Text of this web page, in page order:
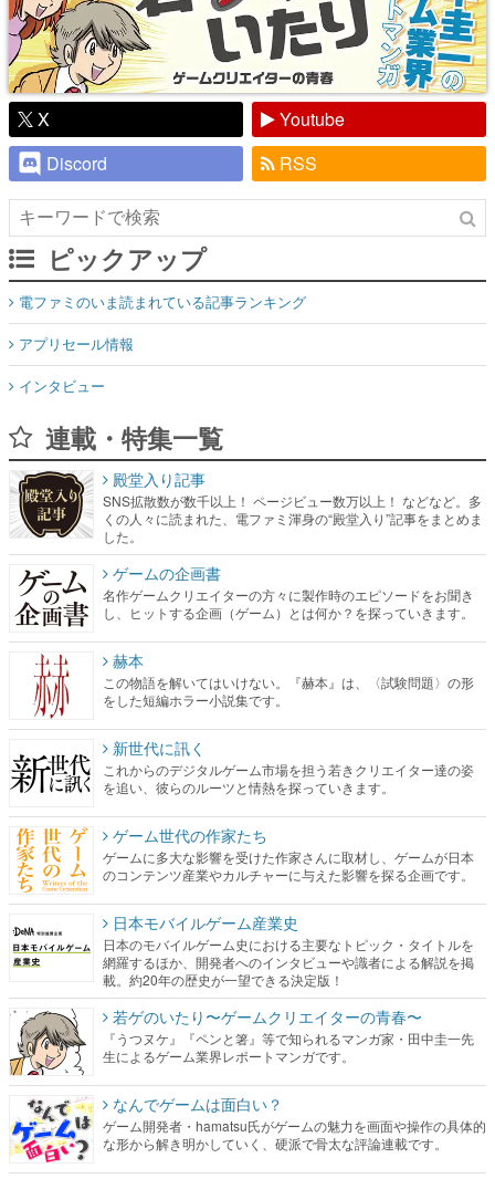
X
Youtube
Discord
RSS
ピックアップ
電ファミのいま読まれている記事ランキング
アプリセール情報
インタビュー
連載・特集一覧
殿堂入り記事
SNS拡散数が数千以上！ ページビュー数万以上！ などなど。多
くの人々に読まれた、電ファミ渾身の“殿堂入り”記事をまとめま
した。
ゲームの企画書
名作ゲームクリエイターの方々に製作時のエピソードをお聞き
し、ヒットする企画（ゲーム）とは何か？を探っていきます。
赫本
この物語を解いてはいけない。『赫本』は、〈試験問題〉の形
をした短編ホラー小説集です。
新世代に訊く
これからのデジタルゲーム市場を担う若きクリエイター達の姿
を追い、彼らのルーツと情熱を探っていきます。
ゲーム世代の作家たち
ゲームに多大な影響を受けた作家さんに取材し、ゲームが日本
のコンテンツ産業やカルチャーに与えた影響を探る企画です。
日本モバイルゲーム産業史
日本のモバイルゲーム史における主要なトピック・タイトルを
網羅するほか、開発者へのインタビューや識者による解説を掲
載。約20年の歴史が一望できる決定版！
若ゲのいたり〜ゲームクリエイターの青春〜
『うつヌケ』『ペンと箸』等で知られるマンガ家・田中圭一先
生によるゲーム業界レポートマンガです。
なんでゲームは面白い？
ゲーム開発者・hamatsu氏がゲームの魅力を画面や操作の具体的
な形から解き明かしていく、硬派で骨太な評論連載です。